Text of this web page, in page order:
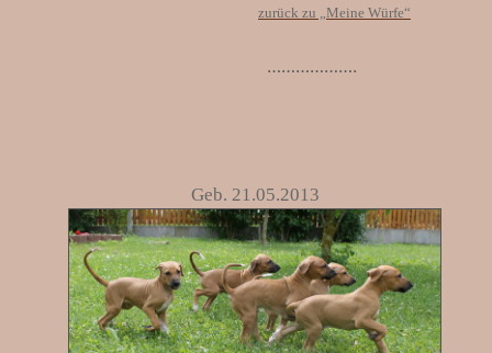
zurück zu „Meine Würfe“
……………….
Geb. 21.05.2013